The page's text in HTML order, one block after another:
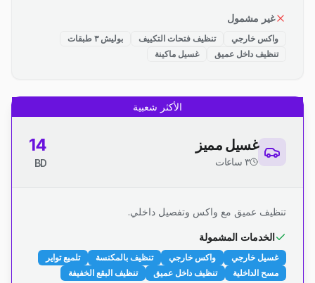
غير مشمول
واكس خارجي تنظيف فتحات التكييف
بوليش ٣ طبقات
تنظيف داخل عميق
غسيل ماكينة
الأكثر شعبية
غسيل مميز
٣ ساعات
14
BD
تنظيف عميق مع واكس وتفصيل داخلي.
الخدمات المشمولة
غسيل خارجي واكس خارجي تنظيف بالمكنسة
تلميع تواير
مسح الداخلية
تنظيف داخل عميق تنظيف البقع الخفيفة